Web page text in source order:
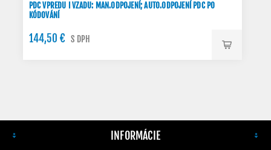
PDC VPREDU I VZADU: MAN.ODPOJENÍ; AUTO.ODPOJENÍ PDC PO
KÓDOVÁNÍ
144,50 € S DPH
INFORMÁCIE